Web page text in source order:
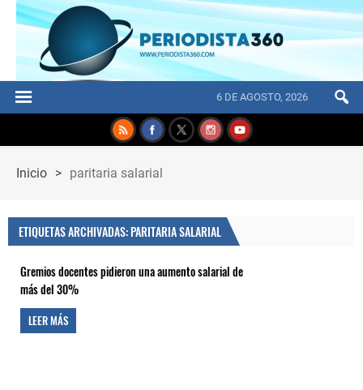
6 DE AGOSTO, 2026
Inicio > paritaria salarial
ETIQUETAS ARCHIVADAS: PARITARIA SALARIAL
Gremios docentes pidieron una aumento salarial de
más del 30%
LEER MÁS